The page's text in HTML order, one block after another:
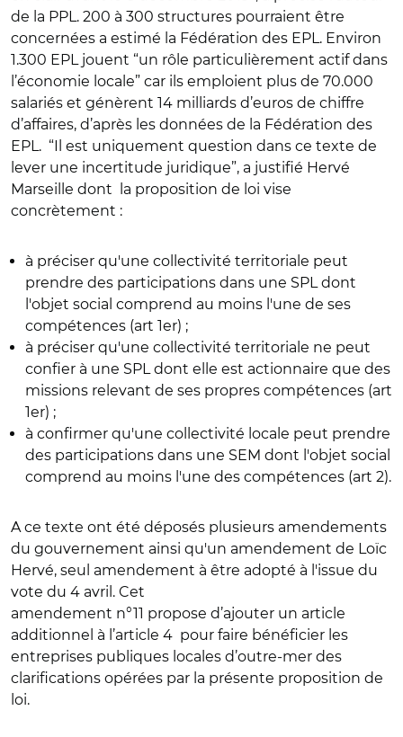
de la PPL. 200 à 300 structures pourraient être
concernées a estimé la Fédération des EPL. Environ
1.300 EPL jouent “un rôle particulièrement actif dans
l’économie locale” car ils emploient plus de 70.000
salariés et génèrent 14 milliards d’euros de chiffre
d’affaires, d’après les données de la Fédération des
EPL. “Il est uniquement question dans ce texte de
lever une incertitude juridique”, a justifié Hervé
Marseille dont la proposition de loi vise
concrètement :
à préciser qu'une collectivité territoriale peut
prendre des participations dans une SPL dont
l'objet social comprend au moins l'une de ses
compétences (art 1er) ;
à préciser qu'une collectivité territoriale ne peut
confier à une SPL dont elle est actionnaire que des
missions relevant de ses propres compétences (art
1er) ;
à confirmer qu'une collectivité locale peut prendre
des participations dans une SEM dont l'objet social
comprend au moins l'une des compétences (art 2).
A ce texte ont été déposés plusieurs amendements
du gouvernement ainsi qu'un amendement de Loïc
Hervé, seul amendement à être adopté à l'issue du
vote du 4 avril. Cet
amendement n°11 propose d’ajouter un article
additionnel à l’article 4 pour faire bénéficier les
entreprises publiques locales d’outre-mer des
clarifications opérées par la présente proposition de
loi.